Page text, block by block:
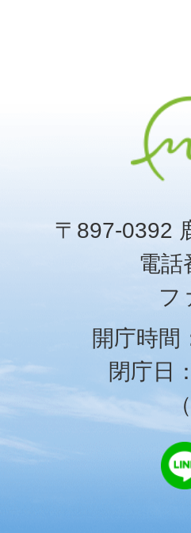
〒897-0392
電話
フ
開庁時間
閉庁日